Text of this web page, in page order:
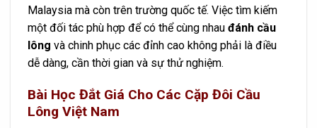
Malaysia mà còn trên trường quốc tế. Việc tìm kiếm
một đối tác phù hợp để có thể cùng nhau đánh cầu
lông và chinh phục các đỉnh cao không phải là điều
dễ dàng, cần thời gian và sự thử nghiệm.
Bài Học Đắt Giá Cho Các Cặp Đôi Cầu
Lông Việt Nam